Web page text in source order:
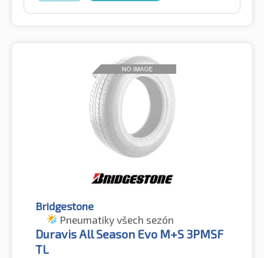
Bridgestone
Pneumatiky všech sezón
Duravis All Season Evo M+S 3PMSF
TL